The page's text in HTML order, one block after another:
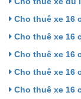
Cho thuê xe 16
Cho thuê xe 16
Cho thuê xe 16
Cho thuê xe 16
Cho thuê xe 16